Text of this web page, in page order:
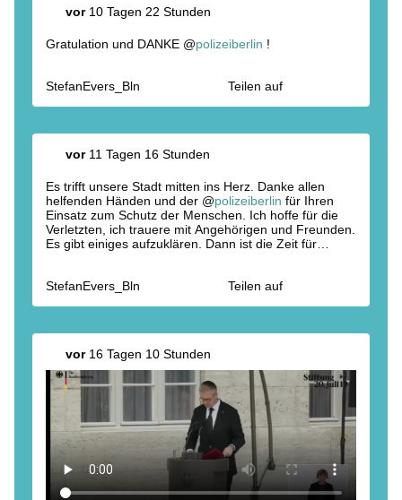
vor10 Tagen 22 Stunden
Gratulation und DANKE @polizeiberlin !
StefanEvers_Bln Teilen auf
vor11 Tagen 16 Stunden
Es trifft unsere Stadt mitten ins Herz. Danke allen
helfenden Händen und der @polizeiberlin für Ihren
Einsatz zum Schutz der Menschen. Ich hoffe für die
Verletzten, ich trauere mit Angehörigen und Freunden.
Es gibt einiges aufzuklären. Dann ist die Zeit für
StefanEvers_Bln
Teilen auf
vor16 Tagen 10 Stunden